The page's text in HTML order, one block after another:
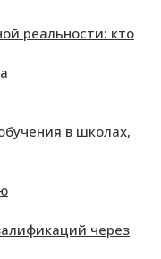
реальности: кто
в школах,
через